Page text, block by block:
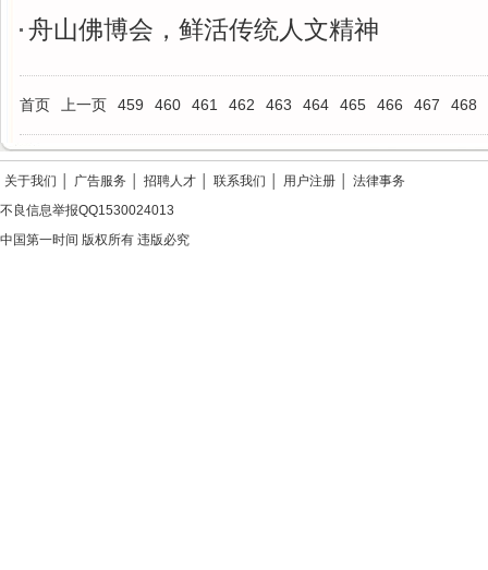
舟山佛博会，鲜活传统人文精神
首页 上一页 459 460 461 462 463 464 465 466 467 468
关于我们 广告服务 招聘人才 联系我们 用户注册
法律事务
不良信息举报QQ1530024013
中国第一时间 版权所有 违版必究